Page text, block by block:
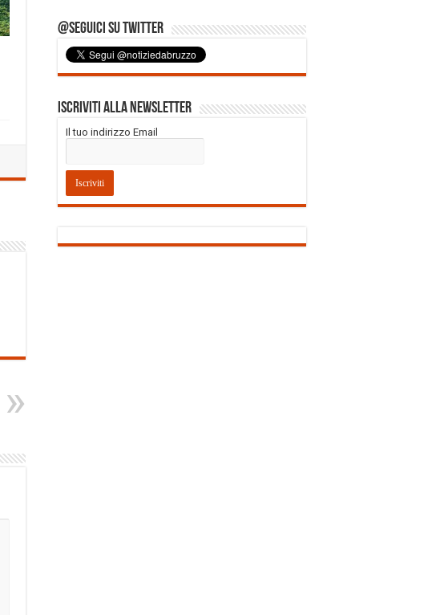
@Seguici su Twitter
Iscriviti alla Newsletter
Il tuo indirizzo Email